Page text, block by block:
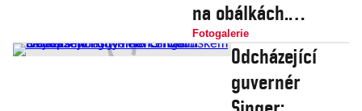
na obálkách.
Podívejte se
Fotogalerie
Odcházející
guvernér